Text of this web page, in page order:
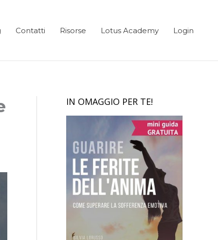
Contatti Risorse Lotus Academy Login
IN OMAGGIO PER TE!